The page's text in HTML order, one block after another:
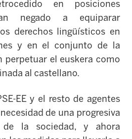
en posiciones
negado a equiparar
derechos lingüísticos en
y en el conjunto de la
perpetuar el euskera como
al castellano.
EE y el resto de agentes
de una progresiva
de la sociedad, y ahora